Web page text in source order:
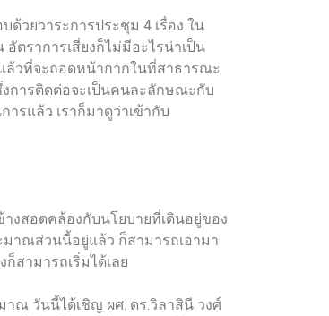
วยวาระการประชุม 4 เรื่อง ใน
ตราการเสี่ยงก็ไม่มีอะไรน่าเป็น
ล้วที่จะถอดหน้ากากในที่สาธารณะ
งการติดต่อจะเป็นคนละลักษณะกับ
รแล้ว เราก็มาดูว่าเข้ากับ
างสอดคล้องกับนโยบายที่เดินอยู่ของ
มาณส่วนนี้อยู่แล้ว ก็สามารถเอามา
สามารถเริ่มได้เลย
าณ วันนี้ได้เชิญ ผศ. ดร.วิลาสินี วงศ์